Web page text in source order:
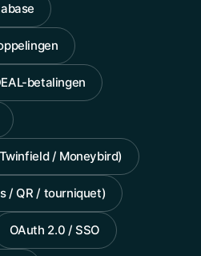
betalingen
/ Moneybird)
/ QR / tourniquet)
OAuth 2.0 / SSO